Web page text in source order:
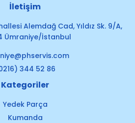
İletişim
Alemdağ Cad, Yıldız Sk. 9/A,
Ümraniye/İstanbul
344 52 86
Kategoriler
Yedek Parça
Kumanda